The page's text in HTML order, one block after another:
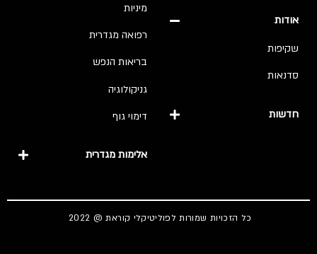
אודות
שקיפות
סדנאות
חדשות
מיניות
רפואה מגדרית
בריאות הנפש
גניקולוגיה
דימוי גוף
אלימות מגדרית
כל הזכויות שמורות לפוליטיקלי קוראת @ 2022